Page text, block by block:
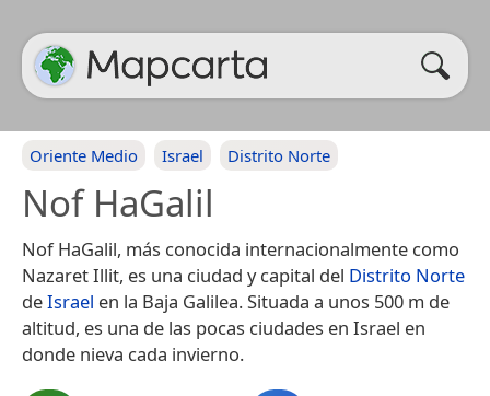
Oriente Medio Israel Distrito Norte
Nof HaGalil
Nof HaGalil, más conocida internacionalmente como
Nazaret Illit, es una ciudad y capital del Distrito Norte
deIsrael en la Baja Galilea. Situada a unos 500 m de
altitud, es una de las pocas ciudades en Israel en
donde nieva cada invierno.